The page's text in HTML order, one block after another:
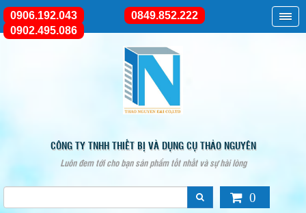
CÔNG TY TNHH THIẾT BỊ VÀ DỤNG CỤ THẢO NGUYÊN
Luôn đem tới cho bạn sản phẩm tốt nhất và sự hài lòng
0906.192.043
0849.852.222
0902.495.086
0